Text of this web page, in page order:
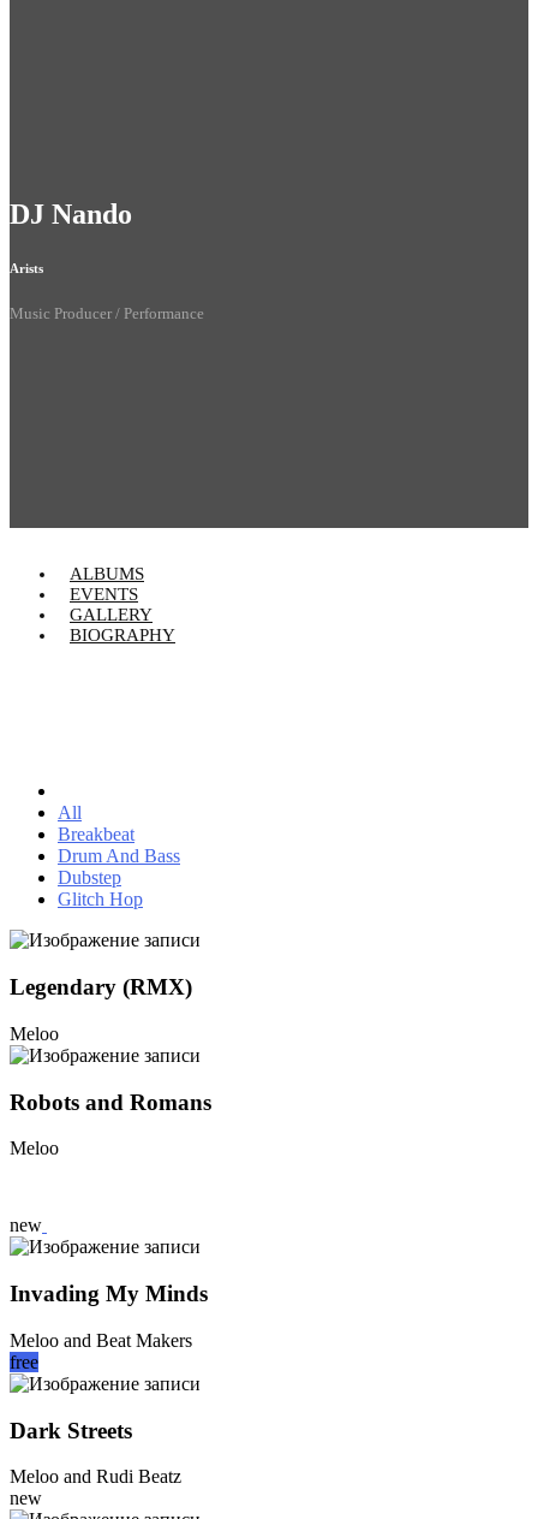
DJ Nando
Arists
Music Producer / Performance
ALBUMS
EVENTS
GALLERY
BIOGRAPHY
All
Breakbeat
Drum And Bass
Dubstep
Glitch Hop
Legendary (RMX)
Meloo
Robots and Romans
Meloo
new
Invading My Minds
Meloo and Beat Makers
free
Dark Streets
Meloo and Rudi Beatz
new